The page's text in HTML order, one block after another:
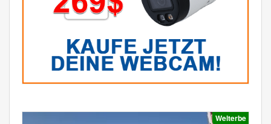
Welterbe